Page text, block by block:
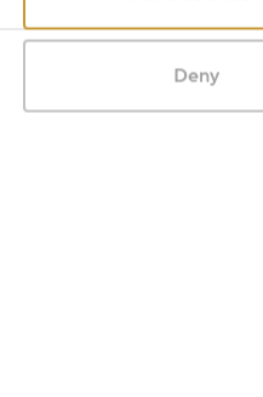
Deny